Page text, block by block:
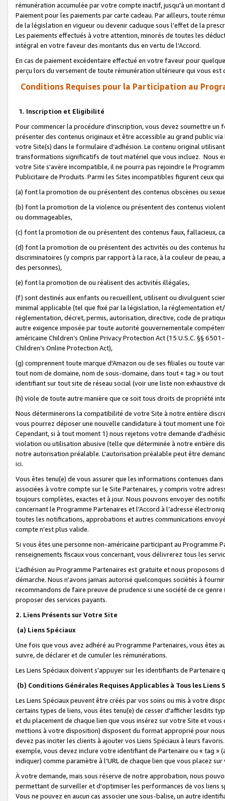
rémunération accumulée par votre compte inactif, jusqu'à un montant
Paiement pour les paiements par carte cadeau. Par ailleurs, toute
de la législation en vigueur ou devenir caduque sous l’effet de la
Les paiements effectués à votre attention, minorés de toutes les
intégral en votre faveur des montants dus en vertu de l'Accord.
En cas de paiement excédentaire effectué en votre faveur pour
perçu lors du versement de toute rémunération ultérieure qui vous est
Conditions Requises pour la Participation au
1. Inscription et Eligibilité
Pour commencer la procédure d’inscription, vous devez soumettre
présenter des contenus originaux et être accessible au grand public
votre Site(s) dans le formulaire d’adhésion. Le contenu original
transformations significatifs de tout matériel que vous incluez. Nous
votre Site s'avère incompatible, il ne pourra pas rejoindre le
Publicitaire de Produits. Parmi les Sites incompatibles figurent ceux
(a) font la promotion de ou présentent des contenus obscènes ou
(b) font la promotion de la violence ou présentent des contenus
ou dommageables,
(c) font la promotion de ou présentent des contenus faux, fallacieux,
(d) font la promotion de ou présentent des activités ou des contenus
discriminatoires (y compris par rapport à la race, à la couleur de
des personnes),
(e) font la promotion de ou réalisent des activités illégales,
(f) sont destinés aux enfants ou recueillent, utilisent ou divulguent
minimal applicable (tel que fixé par la législation, la réglementation
réglementation, décret, permis, autorisation, directive, code de
autre exigence imposée par toute autorité gouvernementale
américaine Children’s Online Privacy Protection Act (15 U.S.C. §§
Children’s Online Protection Act),
(g) comprennent toute marque d'Amazon ou de ses filiales ou toute
tout nom de domaine, nom de sous-domaine, dans tout « tag » ou
identifiant sur tout site de réseau social (voir une liste non exhaustive
(h) viole de toute autre manière que ce soit tous droits de propriété
Nous déterminerons la compatibilité de votre Site à notre entière
vous pourrez déposer une nouvelle candidature à tout moment une
Cependant, si à tout moment 1) nous rejetons votre demande
violation ou utilisation abusive (telle que déterminée à notre entière
notre autorisation préalable. L'autorisation préalable peut être
ici.
Vous êtes tenu(e) de vous assurer que les informations contenues
associées à votre compte sur le Site Partenaires, y compris votre
toujours complètes, exactes et à jour. Nous pouvons envoyer des
concernant le Programme Partenaires et l'Accord à l’adresse
toutes les notifications, approbations et autres communications
compte n’est plus valide.
Si vous êtes une personne non-américaine participant au
renseignements fiscaux vous concernant, vous délivrerez tous les
L'adhésion au Programme Partenaires est gratuite et nous proposons
démarche. Nous n'avons jamais autorisé quelconques sociétés à
recommandons de faire preuve de prudence si une société de ce
proposer des services payants.
2. Liens Présents sur Votre Site
(a) Liens Spéciaux
Une fois que vous avez adhéré au Programme Partenaires, vous êtes
suivre, de déclarer et de cumuler les rémunérations.
Les Liens Spéciaux doivent s'appuyer sur les identifiants de Partenaire
(b) Conditions Générales Requises Applicables à Tous les Liens
Les Liens Spéciaux peuvent être créés par vos soins ou mis à votre
certains types de liens, vous êtes tenu(e) de cesser d'afficher lesdits
et du placement de chaque lien que vous insérez sur votre Site et
mettions à votre disposition) disposent du format approprié pour
devez pas inciter les clients à ajouter vos Liens Spéciaux à leurs
exemple, vous devez inclure votre identifiant de Partenaire ou « tag
indiquer) comme paramètre à l'URL de chaque lien que vous placez
À votre demande, mais sous réserve de notre approbation, nous
permettant de surveiller et d'optimiser les performances de vos liens
Vous ne pouvez en aucun cas associer une sous-balise, un autre